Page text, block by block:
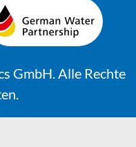
GmbH. Alle Rechte